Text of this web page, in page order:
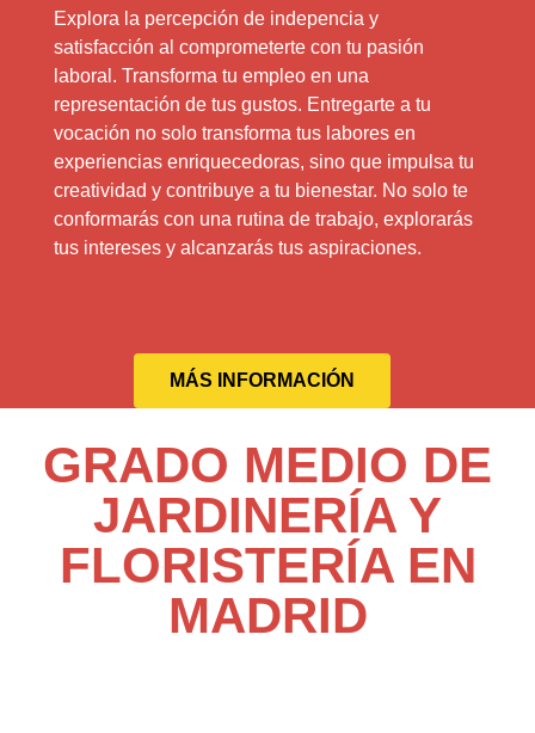
Explora la percepción de indepencia y
satisfacción al comprometerte con tu pasión
laboral. Transforma tu empleo en una
representación de tus gustos. Entregarte a tu
vocación no solo transforma tus labores en
experiencias enriquecedoras, sino que impulsa tu
creatividad y contribuye a tu bienestar. No solo te
conformarás con una rutina de trabajo, explorarás
tus intereses y alcanzarás tus aspiraciones.
MÁS INFORMACIÓN
GRADO MEDIO DE
JARDINERÍA Y
FLORISTERÍA EN
MADRID